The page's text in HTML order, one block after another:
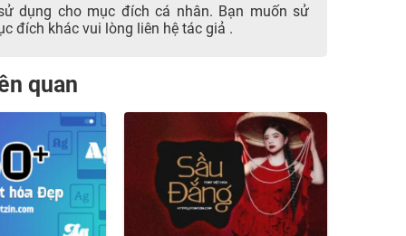
dụng cho mục đích cá nhân. Bạn muốn sử
đích khác vui lòng liên hệ tác giả .
quan